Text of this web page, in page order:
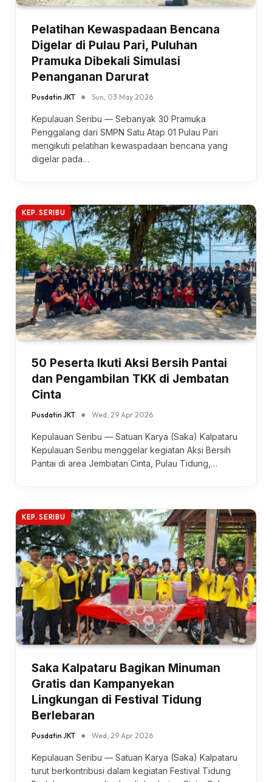
Pelatihan Kewaspadaan Bencana
Digelar di Pulau Pari, Puluhan
Pramuka Dibekali Simulasi
Penanganan Darurat
Pusdatin JKT Sun, 03 May 2026
Kepulauan Seribu — Sebanyak 30 Pramuka
Penggalang dari SMPN Satu Atap 01 Pulau Pari
mengikuti pelatihan kewaspadaan bencana yang
digelar pada…
KEP. SERIBU
50 Peserta Ikuti Aksi Bersih Pantai
dan Pengambilan TKK di Jembatan
Cinta
Pusdatin JKT Wed, 29 Apr 2026
Kepulauan Seribu — Satuan Karya (Saka) Kalpataru
Kepulauan Seribu menggelar kegiatan Aksi Bersih
Pantai di area Jembatan Cinta, Pulau Tidung,…
KEP. SERIBU
Saka Kalpataru Bagikan Minuman
Gratis dan Kampanyekan
Lingkungan di Festival Tidung
Berlebaran
Pusdatin JKT Wed, 29 Apr 2026
Kepulauan Seribu — Satuan Karya (Saka) Kalpataru
turut berkontribusi dalam kegiatan Festival Tidung